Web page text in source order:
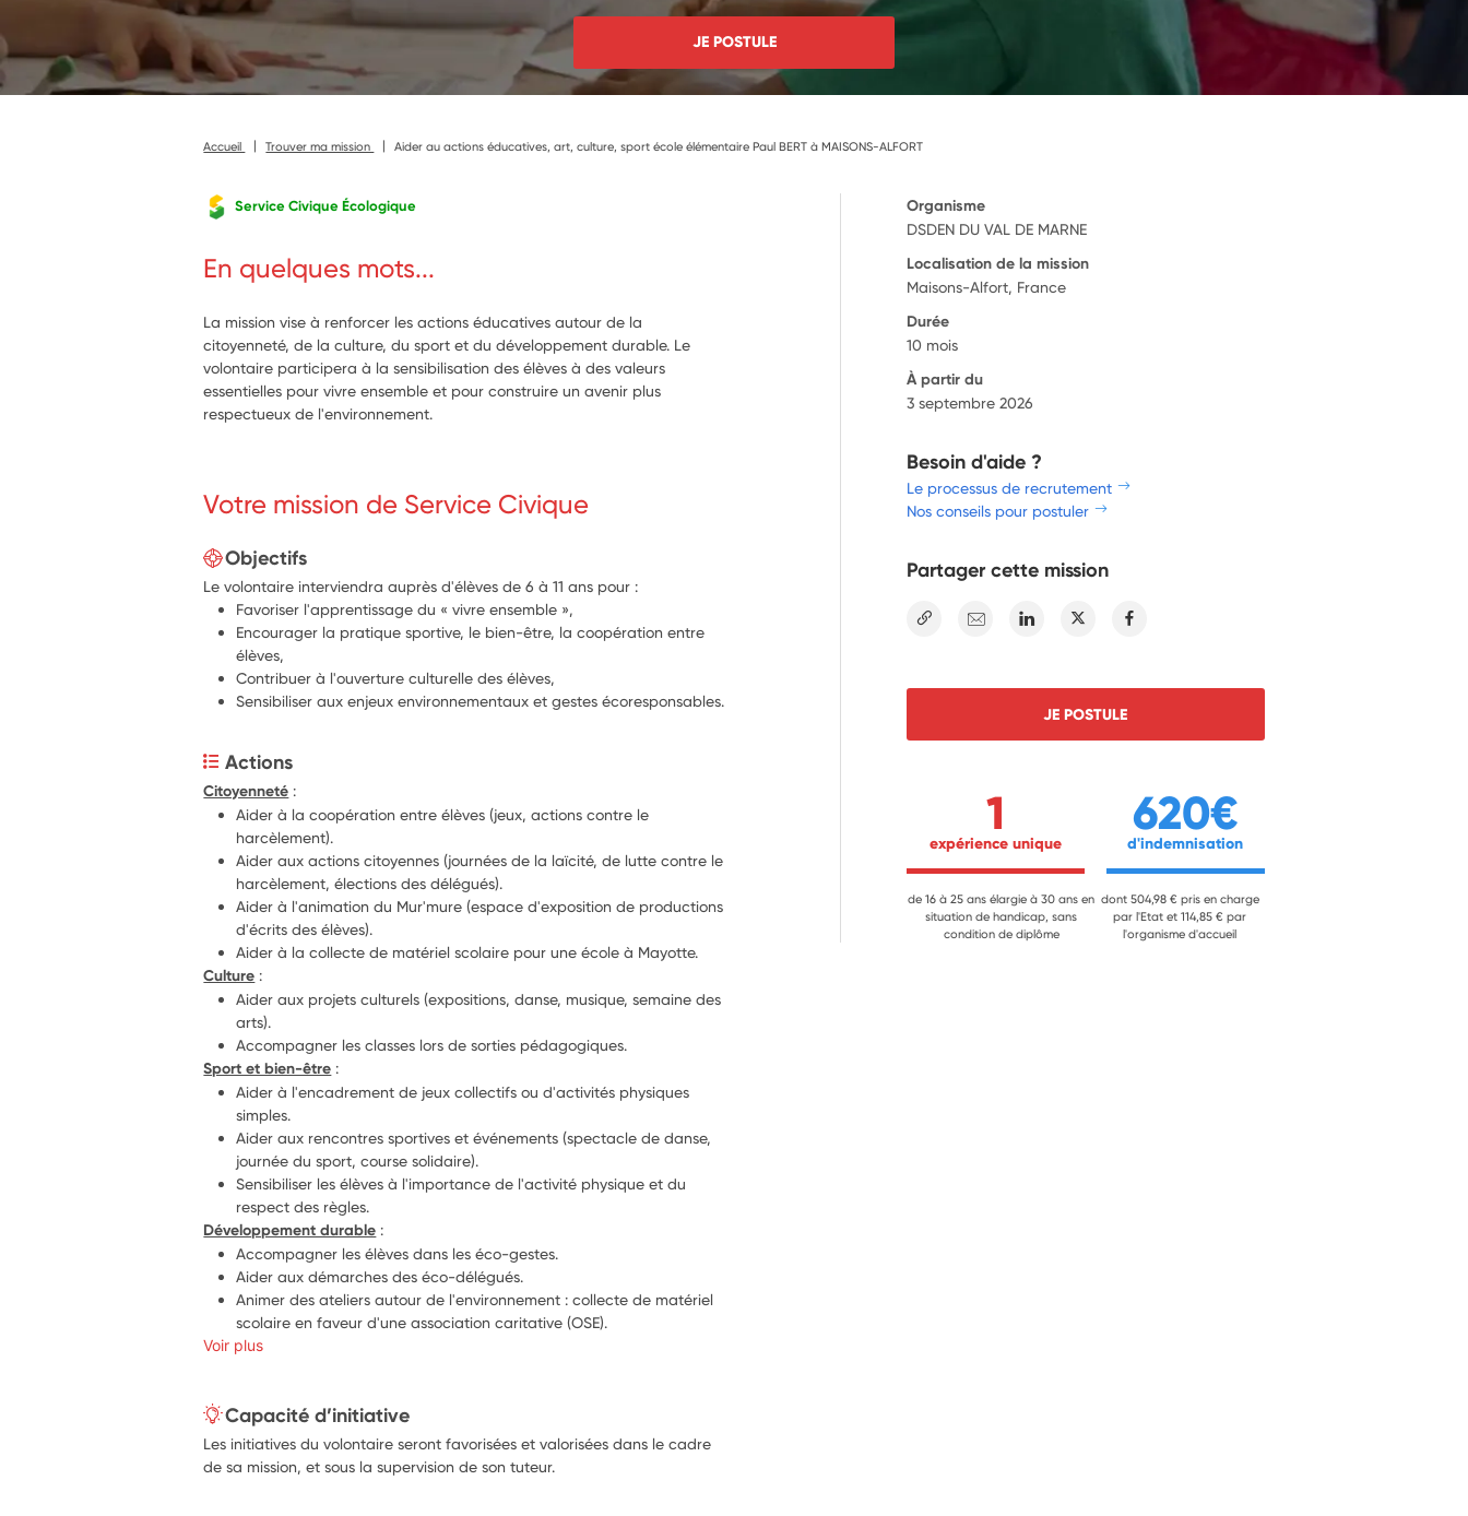
JE POSTULE
Accueil Trouver ma mission Aider au actions éducatives, art, culture, sport école élémentaire Paul BERT à MAISONS-ALFORT
Service Civique Écologique
En quelques mots...
La mission vise à renforcer les actions éducatives autour de la
citoyenneté, de la culture, du sport et du développement durable. Le
volontaire participera à la sensibilisation des élèves à des valeurs
essentielles pour vivre ensemble et pour construire un avenir plus
respectueux de l'environnement.
Votre mission de Service Civique
Objectifs
Le volontaire interviendra auprès d'élèves de 6 à 11 ans pour :
Favoriser l'apprentissage du « vivre ensemble »,
Encourager la pratique sportive, le bien-être, la coopération entre
élèves,
Contribuer à l'ouverture culturelle des élèves,
Sensibiliser aux enjeux environnementaux et gestes écoresponsables.
Actions
Citoyenneté :
Aider à la coopération entre élèves (jeux, actions contre le
harcèlement).
Aider aux actions citoyennes (journées de la laïcité, de lutte contre le
harcèlement, élections des délégués).
Aider à l'animation du Mur'mure (espace d'exposition de productions
d'écrits des élèves).
Aider à la collecte de matériel scolaire pour une école à Mayotte.
Culture :
Aider aux projets culturels (expositions, danse, musique, semaine des
arts).
Accompagner les classes lors de sorties pédagogiques.
Sport et bien-être :
Aider à l'encadrement de jeux collectifs ou d'activités physiques
simples.
Aider aux rencontres sportives et événements (spectacle de danse,
journée du sport, course solidaire).
Sensibiliser les élèves à l'importance de l'activité physique et du
respect des règles.
Développement durable :
Accompagner les élèves dans les éco-gestes.
Aider aux démarches des éco-délégués.
Animer des ateliers autour de l'environnement : collecte de matériel
scolaire en faveur d'une association caritative (OSE).
Voir plus
Capacité d’initiative
Les initiatives du volontaire seront favorisées et valorisées dans le cadre
de sa mission, et sous la supervision de son tuteur.
Organisme
DSDEN DU VAL DE MARNE
Localisation de la mission
Maisons-Alfort, France
Durée
10 mois
À partir du
3 septembre 2026
Besoin d'aide ?
Le processus de recrutement
Nos conseils pour postuler
Partager cette mission
E-mail Linkedin Twitter
JE POSTULE
1
expérience unique
de 16 à 25 ans élargie à 30 ans en
situation de handicap, sans
condition de diplôme
620€
d'indemnisation
dont 504,98 € pris en charge
par l'Etat et 114,85 € par
l'organisme d'accueil